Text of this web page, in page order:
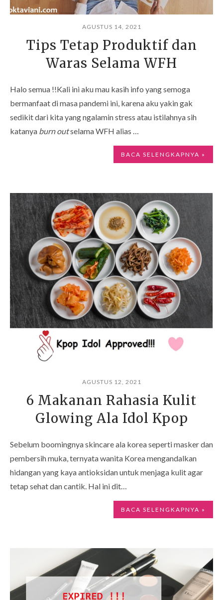
AGUSTUS 14, 2021
Tips Tetap Produktif dan
Waras Selama WFH
Halo semua !!Kali ini aku mau kasih info yang semoga
bermanfaat di masa pandemi ini, karena aku yakin gak
sedikit dari kita yang ngalamin stress atau istilahnya sih
katanya burn outselama WFH alias …
BACA SELENGKAPNYA »
AGUSTUS 12, 2021
6 Makanan Rahasia Kulit
Glowing Ala Idol Kpop
Sebelum boomingnya skincare ala korea seperti masker dan
pembersih muka, ternyata wanita Korea mengandalkan
hidangan yang kaya antioksidan untuk menjaga kulit agar
tetap sehat dan cantik. Hal ini dit…
BACA SELENGKAPNYA »